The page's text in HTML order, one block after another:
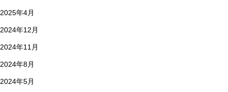
2025年4月
2024年12月
2024年11月
2024年8月
2024年5月